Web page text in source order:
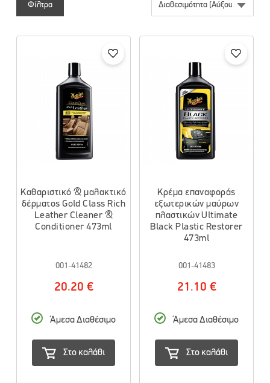
Φίλτρα
Καθαριστικό & μαλακτικό
δέρματος Gold Class Rich
Leather Cleaner &
Conditioner 473ml
001-41482
20.20 €
Άμεσα Διαθέσιμο
Στο καλάθι
Κρέμα επαναφοράς
εξωτερικών μαύρων
πλαστικών Ultimate
Black Plastic Restorer
473ml
001-41483
21.10 €
Άμεσα Διαθέσιμο
Στο καλάθι